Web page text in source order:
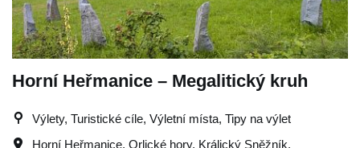
Horní Heřmanice – Megalitický kruh
Výlety, Turistické cíle, Výletní místa, Tipy na výlet
Horní Heřmanice, Orlické hory, Králický Sněžník,